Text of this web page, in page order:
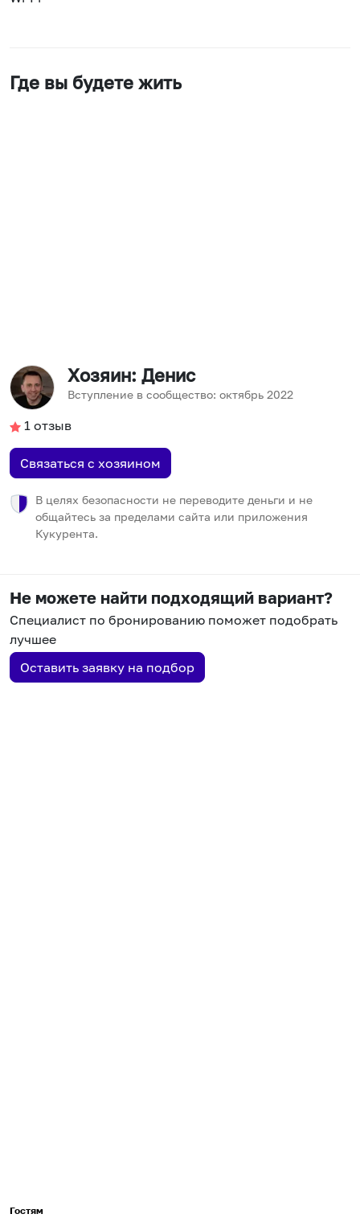
Где вы будете жить
Хозяин: Денис
Вступление в сообщество: октябрь 2022
1 отзыв
Связаться с хозяином
В целях безопасности не переводите деньги и не
общайтесь за пределами сайта или приложения
Кукурента.
Не можете найти подходящий вариант?
Специалист по бронированию поможет подобрать
лучшее
Оставить заявку на подбор
Гостям